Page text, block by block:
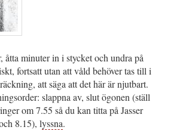
åtta minuter in i stycket och undra på
fortsatt utan att våld behöver tas till i
att säga att det här är njutbart.
slappna av, slut ögonen (ställ
om 7.55 så du kan titta på Jasser
8.15), lyssna.